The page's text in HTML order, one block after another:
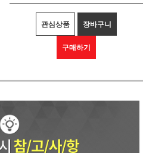
관심상품 장바구니
구매하기